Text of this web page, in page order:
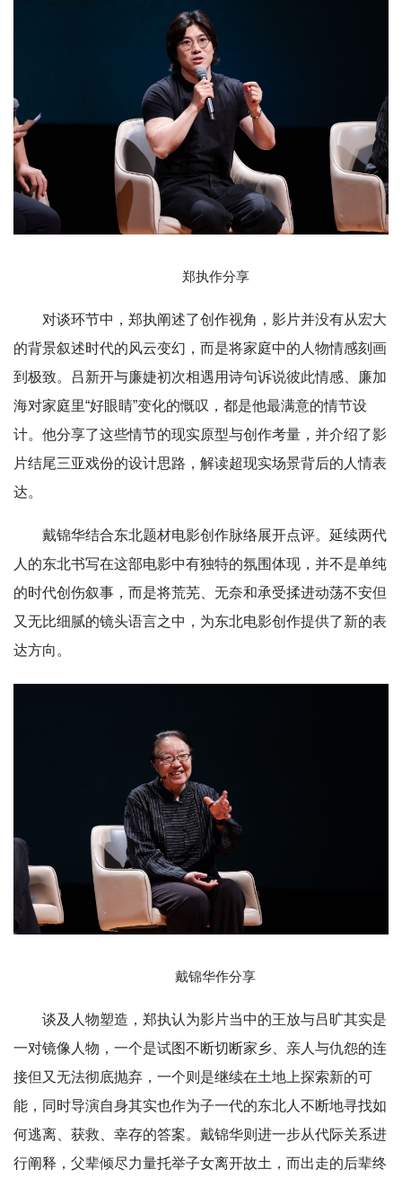
郑执作分享
对谈环节中，郑执阐述了创作视角，影片并没有从宏大
的背景叙述时代的风云变幻，而是将家庭中的人物情感刻画
到极致。吕新开与廉婕初次相遇用诗句诉说彼此情感、廉加
海对家庭里“好眼睛”变化的慨叹，都是他最满意的情节设
计。他分享了这些情节的现实原型与创作考量，并介绍了影
片结尾三亚戏份的设计思路，解读超现实场景背后的人情表
达。
戴锦华结合东北题材电影创作脉络展开点评。延续两代
人的东北书写在这部电影中有独特的氛围体现，并不是单纯
的时代创伤叙事，而是将荒芜、无奈和承受揉进动荡不安但
又无比细腻的镜头语言之中，为东北电影创作提供了新的表
达方向。
戴锦华作分享
谈及人物塑造，郑执认为影片当中的王放与吕旷其实是
一对镜像人物，一个是试图不断切断家乡、亲人与仇怨的连
接但又无法彻底抛弃，一个则是继续在土地上探索新的可
能，同时导演自身其实也作为子一代的东北人不断地寻找如
何逃离、获救、幸存的答案。戴锦华则进一步从代际关系进
行阐释，父辈倾尽力量托举子女离开故土，而出走的后辈终